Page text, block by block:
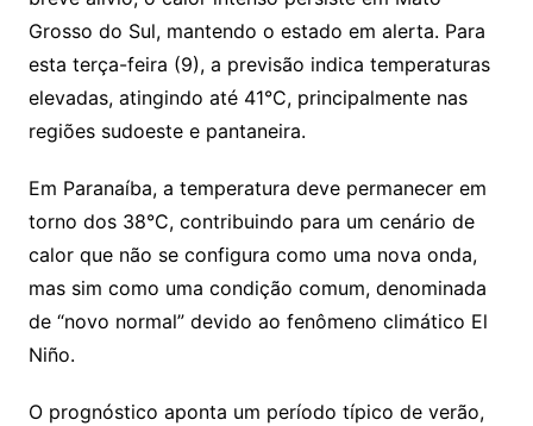
Grosso do Sul, mantendo o estado em alerta. Para
esta terça-feira (9), a previsão indica temperaturas
elevadas, atingindo até 41°C, principalmente nas
regiões sudoeste e pantaneira.
Em Paranaíba, a temperatura deve permanecer em
torno dos 38°C, contribuindo para um cenário de
calor que não se configura como uma nova onda,
mas sim como uma condição comum, denominada
de “novo normal” devido ao fenômeno climático El
Niño.
O prognóstico aponta um período típico de verão,